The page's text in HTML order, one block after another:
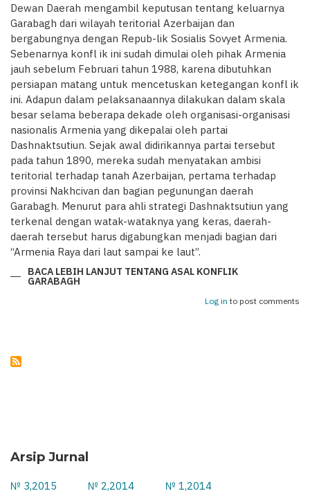
Dewan Daerah mengambil keputusan tentang keluarnya
Garabagh dari wilayah teritorial Azerbaijan dan
bergabungnya dengan Repub-lik Sosialis Sovyet Armenia.
Sebenarnya konfl ik ini sudah dimulai oleh pihak Armenia
jauh sebelum Februari tahun 1988, karena dibutuhkan
persiapan matang untuk mencetuskan ketegangan konfl ik
ini. Adapun dalam pelaksanaannya dilakukan dalam skala
besar selama beberapa dekade oleh organisasi-organisasi
nasionalis Armenia yang dikepalai oleh partai
Dashnaktsutiun. Sejak awal didirikannya partai tersebut
pada tahun 1890, mereka sudah menyatakan ambisi
teritorial terhadap tanah Azerbaijan, pertama terhadap
provinsi Nakhcivan dan bagian pegunungan daerah
Garabagh. Menurut para ahli strategi Dashnaktsutiun yang
terkenal dengan watak-wataknya yang keras, daerah-
daerah tersebut harus digabungkan menjadi bagian dari
“Armenia Raya dari laut sampai ke laut”.
BACA LEBIH LANJUT TENTANG ASAL KONFLIK
GARABAGH
Log in to post comments
Arsip Jurnal
№ 3,2015 № 2,2014 № 1,2014